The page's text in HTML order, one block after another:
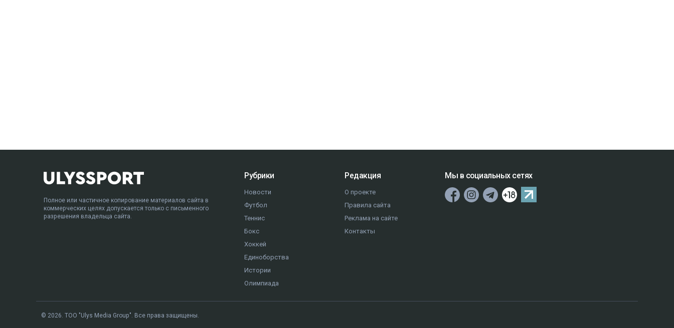
Полное или частичное копирование материалов сайта в
коммерческих целях допускается только с письменного
разрешения владельца сайта.
Рубрики
Новости
Футбол
Теннис
Бокс
Хоккей
Единоборства
Истории
Олимпиада
Редакция
О проекте
Правила сайта
Реклама на сайте
Контакты
Мы в социальных сетях
© 2026. ТОО "Ulys Media Group". Все права защищены.